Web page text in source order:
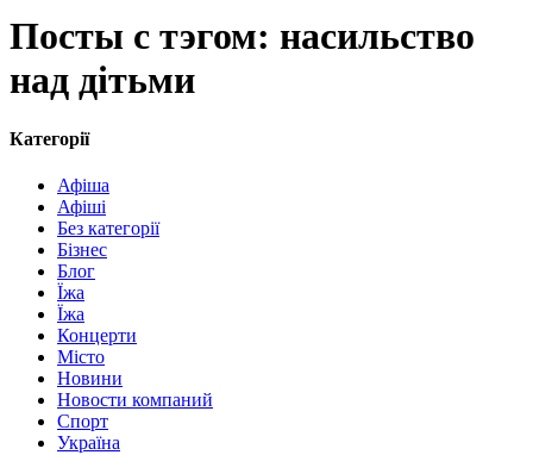
Посты с тэгом: насильство
над дітьми
Категорії
Афіша
Афіші
Без категорії
Бізнес
Блог
Їжа
Їжа
Концерти
Місто
Новини
Новости компаний
Спорт
Україна